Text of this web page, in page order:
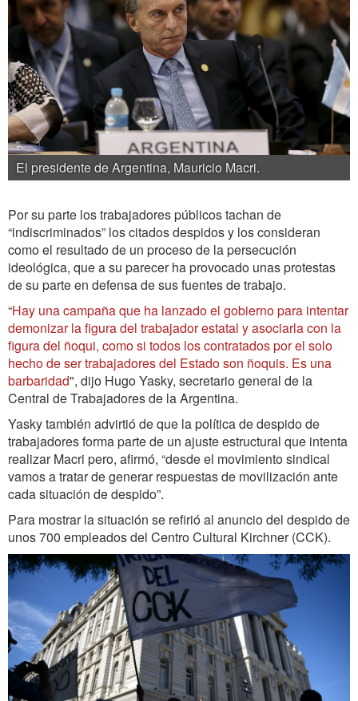
El presidente de Argentina, Mauricio Macri.
Por su parte los trabajadores públicos tachan de
“indiscriminados” los citados despidos y los consideran
como el resultado de un proceso de la persecución
ideológica, que a su parecer ha provocado unas protestas
de su parte en defensa de sus fuentes de trabajo.
“Hay una campaña que ha lanzado el gobierno para intentar
demonizar la figura del trabajador estatal y asociarla con la
figura del ñoqui, como si todos los contratados por el solo
hecho de ser trabajadores del Estado son ñoquis. Es una
barbaridad", dijo Hugo Yasky, secretario general de la
Central de Trabajadores de la Argentina.
Yasky también advirtió de que la política de despido de
trabajadores forma parte de un ajuste estructural que intenta
realizar Macri pero, afirmó, “desde el movimiento sindical
vamos a tratar de generar respuestas de movilización ante
cada situación de despido”.
Para mostrar la situación se refirió al anuncio del despido de
unos 700 empleados del Centro Cultural Kirchner (CCK).